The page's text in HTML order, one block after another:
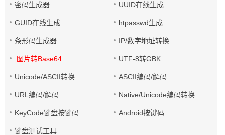
密码生成器 UUID在线生成
GUID在线生成 htpasswd生成
条形码生成器 IP/数字地址转换
图片转Base64 UTF-8转GBK
Unicode/ASCII转换 ASCII编码/解码
URL编码/解码 Native/Unicode编码转换
KeyCode键盘按键码 Android按键码
键盘测试工具